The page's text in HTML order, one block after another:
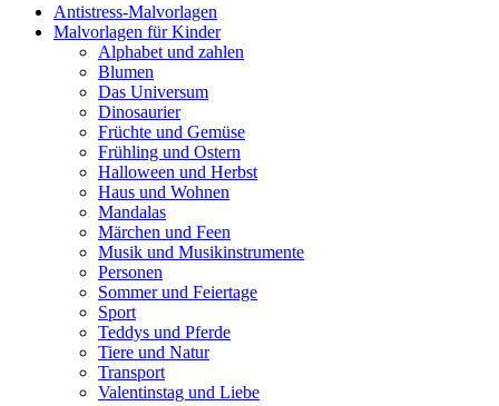
Haus und Wohnen
Märchen und Feen
Musik und Musikinstrumente
Sommer und Feiertage
Teddys und Pferde
Tiere und Natur
Valentinstag und Liebe
Antistress-Malvorlagen
Malvorlagen für Kinder
Alphabet und zahlen
Blumen
Das Universum
Dinosaurier
Früchte und Gemüse
Frühling und Ostern
Halloween und Herbst
Haus und Wohnen
Mandalas
Märchen und Feen
Musik und Musikinstrumente
Personen
Sommer und Feiertage
Sport
Teddys und Pferde
Tiere und Natur
Transport
Valentinstag und Liebe